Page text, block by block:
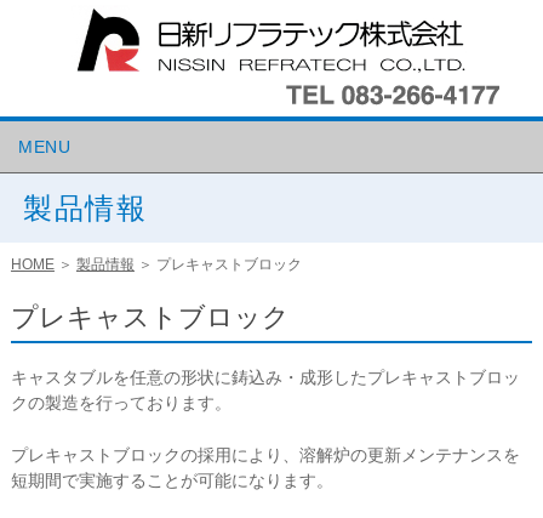
MENU
製品情報
HOME＞ 製品情報 ＞ プレキャストブロック
プレキャストブロック
キャスタブルを任意の形状に鋳込み・成形したプレキャストブロッ
クの製造を行っております。
プレキャストブロックの採用により、溶解炉の更新メンテナンスを
短期間で実施することが可能になります。